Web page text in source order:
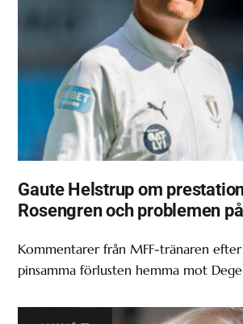
Gaute Helstrup om
Rosengren och problemen
Kommentarer från MFF-tränaren
pinsamma förlusten hemma mot